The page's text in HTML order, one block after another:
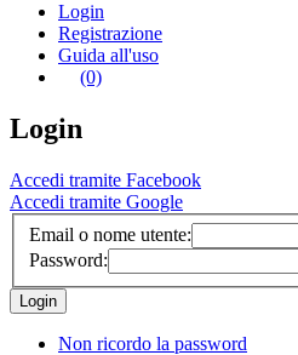
Login
Registrazione
Guida all'uso
(0)
Login
Accedi tramite Facebook
Accedi tramite Google
Email o nome utente:
Password:
Non ricordo la password